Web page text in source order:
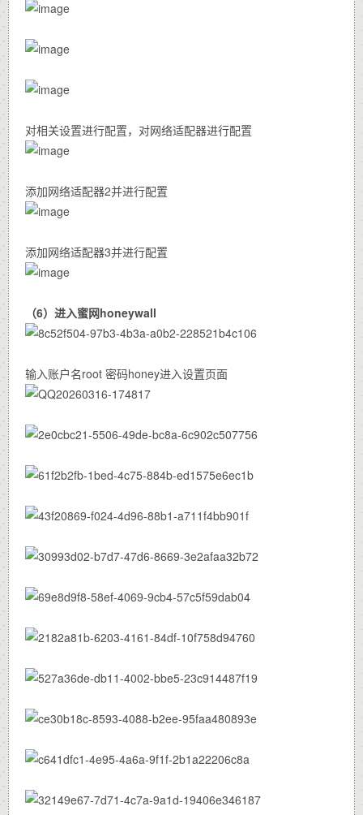
对相关设置进行配置，对网络适配器进行配置
添加网络适配器2并进行配置
添加网络适配器3并进行配置
（6）进入蜜网honeywall
输入账户名root 密码honey进入设置页面